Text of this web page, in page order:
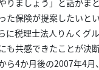
りましょう」と話がま
た保険が提案したいと
に税理士法人りんくグ
も共感できたことが決
ら4か月後の2007年4月